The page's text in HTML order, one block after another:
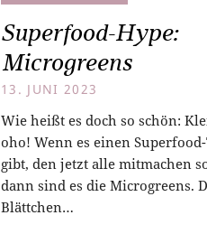
Superfood-Hype:
Microgreens
13. JUNI 2023
Wie heißt es doch so schön:
oho! Wenn es einen
gibt, den jetzt alle mitmachen
dann sind es die Microgreens.
Blättchen…